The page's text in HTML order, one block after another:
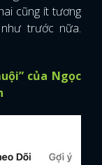
cũng ít tương
trước nữa.
của Ngọc